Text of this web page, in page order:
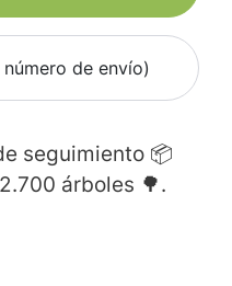
de envío)
seguimiento 📦
árboles 🌳.